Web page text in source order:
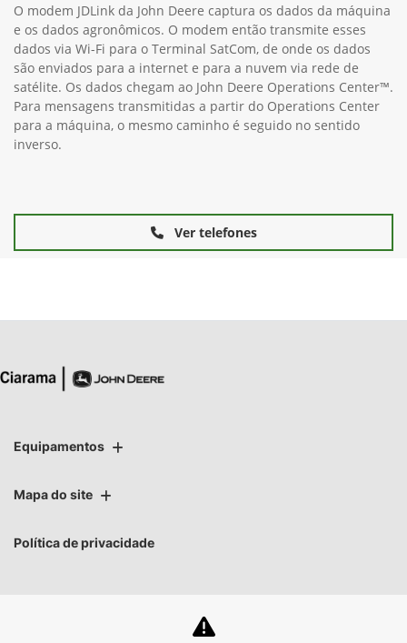
O modem JDLink da John Deere captura os dados da máquina
e os dados agronômicos. O modem então transmite esses
dados via Wi-Fi para o Terminal SatCom, de onde os dados
são enviados para a internet e para a nuvem via rede de
satélite. Os dados chegam ao John Deere Operations Center™.
Para mensagens transmitidas a partir do Operations Center
para a máquina, o mesmo caminho é seguido no sentido
inverso.
Ver telefones
Equipamentos
Mapa do site
Política de privacidade